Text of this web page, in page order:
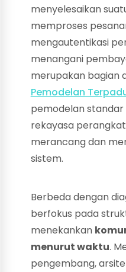
menyelesaikan
memproses
mengautentikasi
menangani
merupakan bagian
Pemodelan
pemodelan
rekayasa
merancang dan
sistem.
Berbeda dengan
berfokus pada
menekankan
menurut waktu.
pengembang,